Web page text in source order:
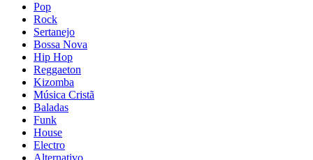
Pop
Rock
Sertanejo
Bossa Nova
Hip Hop
Reggaeton
Kizomba
Música Cristã
Baladas
Funk
House
Electro